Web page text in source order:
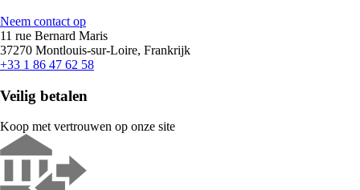
Neem contact op
11 rue Bernard Maris
37270 Montlouis-sur-Loire, Frankrijk
+33 1 86 47 62 58
Veilig betalen
Koop met vertrouwen op onze site